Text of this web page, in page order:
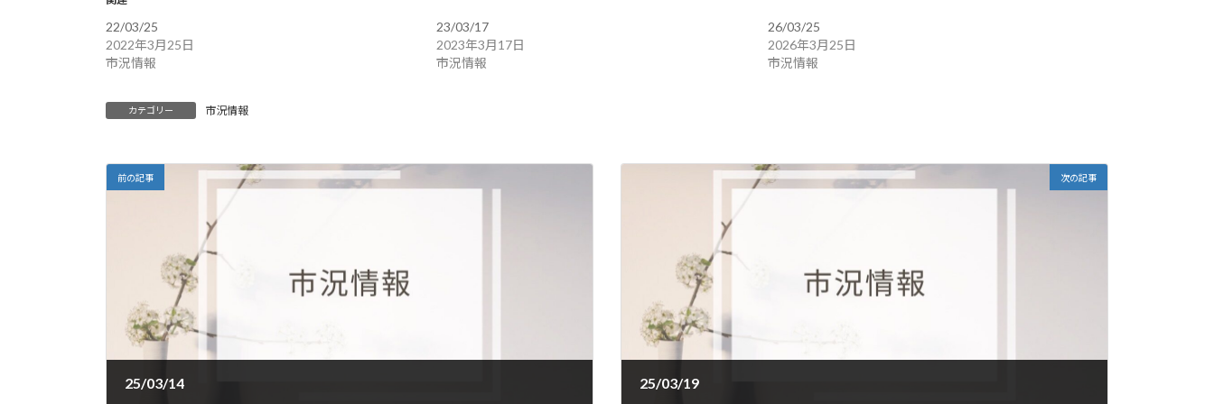
22/03/25
2022年3月25日
市況情報
23/03/17
2023年3月17日
市況情報
26/03/25
2026年3月25日
市況情報
カテゴリー 市況情報
前の記事
25/03/14
次の記事
25/03/19